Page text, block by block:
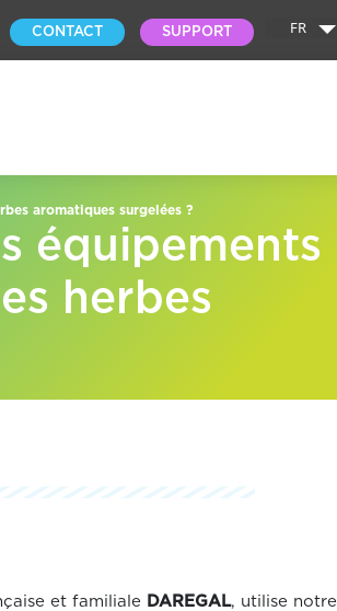
CONTACT SUPPORT FR
aromatiques surgelées ?
équipements
herbes
et familiale DAREGAL, utilise notre